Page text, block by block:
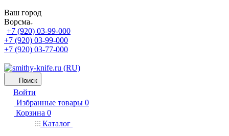
Ваш город
Ворсма
+7 (920) 03-99-000
+7 (920) 03-99-000
+7 (920) 03-77-000
Поиск
Войти
Избранные товары 0
Корзина 0
Каталог